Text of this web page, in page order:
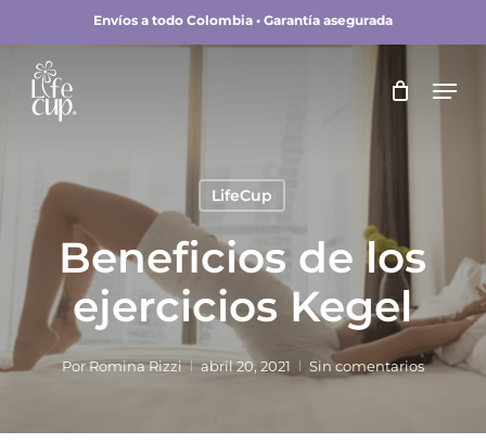
main
content
Envíos a todo Colombia • Garantía asegurada
LifeCup
Beneficios de los
ejercicios Kegel
PorRomina Rizzi abril 20, 2021 Sin comentarios
Menu